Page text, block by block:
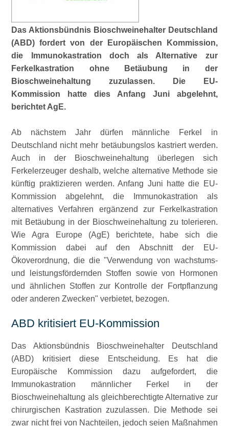
Das Aktionsbündnis Bioschweinehalter Deutschland
(ABD) fordert von der Europäischen Kommission,
die Immunokastration doch als Alternative zur
Ferkelkastration ohne Betäubung in der
Bioschweinehaltung zuzulassen. Die EU-
Kommission hatte dies Anfang Juni abgelehnt,
berichtet AgE.
Ab nächstem Jahr dürfen männliche Ferkel in
Deutschland nicht mehr betäubungslos kastriert werden.
Auch in der Bioschweinehaltung überlegen sich
Ferkelerzeuger deshalb, welche alternative Methode sie
künftig praktizieren werden. Anfang Juni hatte die EU-
Kommission abgelehnt, die Immunokastration als
alternatives Verfahren ergänzend zur Ferkelkastration
mit Betäubung in der Bioschweinehaltung zu tolerieren.
Wie Agra Europe (AgE) berichtete, habe sich die
Kommission dabei auf den Abschnitt der EU-
Ökoverordnung, die die Verwendung von wachstums-
und leistungsfördernden Stoffen sowie von Hormonen
und ähnlichen Stoffen zur Kontrolle der Fortpflanzung
oder anderen Zwecken verbietet, bezogen.
ABD kritisiert EU-Kommission
Das Aktionsbündnis Bioschweinehalter Deutschland
(ABD) kritisiert diese Entscheidung. Es hat die
Europäische Kommission dazu aufgefordert, die
Immunokastration männlicher Ferkel in der
Bioschweinehaltung als gleichberechtigte Alternative zur
chirurgischen Kastration zuzulassen. Die Methode sei
zwar nicht frei von Nachteilen, jedoch seien Maßnahmen